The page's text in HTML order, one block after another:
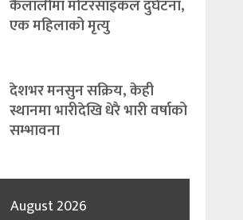
कैलालीमा मोटरसाइकल दुर्घटना,
एक महिलाको मृत्यु
देशभर मनसुन सक्रिय, केही
स्थानमा भारीदेखि धेरै भारी वर्षाको
सम्भावना
August 2026